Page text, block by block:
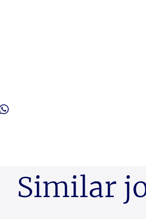
Similar